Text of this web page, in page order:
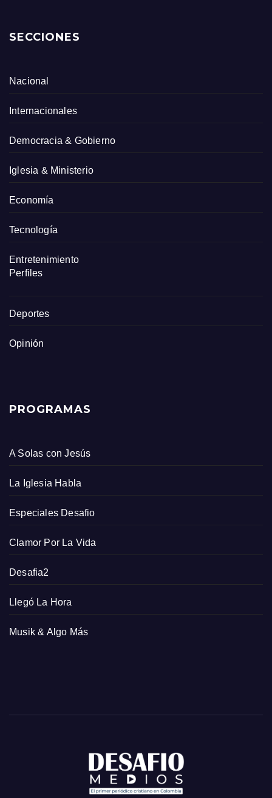
SECCIONES
Nacional
Internacionales
Democracia & Gobierno
Iglesia & Ministerio
Economía
Tecnología
Entretenimiento
Perfiles
Deportes
Opinión
PROGRAMAS
A Solas con Jesús
La Iglesia Habla
Especiales Desafio
Clamor Por La Vida
Desafia2
Llegó La Hora
Musik & Algo Más